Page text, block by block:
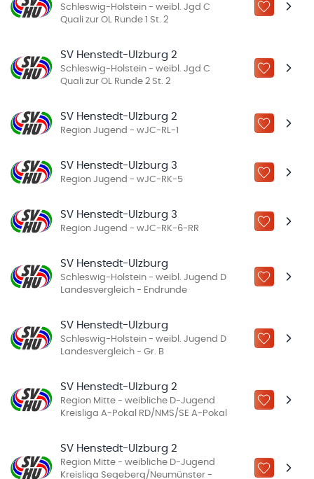
Schleswig-Holstein - weibl. Jgd C
Quali zur OL Runde 1 St. 2
ZU „MEINE
SV Henstedt-Ulzburg 2
Schleswig-Holstein - weibl. Jgd C
Quali zur OL Runde 2 St. 2
ZU „MEINE
SV Henstedt-Ulzburg 2
Region Jugend - wJC-RL-1 ZU „MEINE
SV Henstedt-Ulzburg 3
Region Jugend - wJC-RK-5 ZU „MEINE
SV Henstedt-Ulzburg 3
Region Jugend - wJC-RK-6-RR ZU „MEINE
SV Henstedt-Ulzburg
Schleswig-Holstein - weibl. Jugend D
Landesvergleich - Endrunde
ZU „MEINE
SV Henstedt-Ulzburg
Schleswig-Holstein - weibl. Jugend D
Landesvergleich - Gr. B
ZU „MEINE
SV Henstedt-Ulzburg 2
Region Mitte - weibliche D-Jugend
Kreisliga A-Pokal RD/NMS/SE A-Pokal
ZU „MEINE
SV Henstedt-Ulzburg 2
Region Mitte - weibliche D-Jugend
Kreisliga Segeberg/Neumünster -
ZU „MEINE